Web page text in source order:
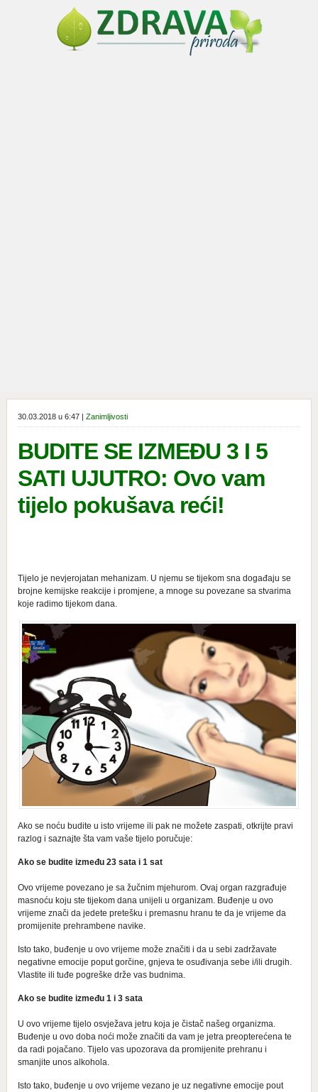
30.03.2018 u 6:47 | Zanimljivosti
BUDITE SE IZMEĐU 3 I 5
SATI UJUTRO: Ovo vam
tijelo pokušava reći!
Tijelo je nevjerojatan mehanizam. U njemu se tijekom sna događaju se
brojne kemijske reakcije i promjene, a mnoge su povezane sa stvarima
koje radimo tijekom dana.
Ako se noću budite u isto vrijeme ili pak ne možete zaspati, otkrijte pravi
razlog i saznajte šta vam vaše tijelo poručuje:
Ako se budite između 23 sata i 1 sat
Ovo vrijeme povezano je sa žučnim mjehurom. Ovaj organ razgrađuje
masnoću koju ste tijekom dana unijeli u organizam. Buđenje u ovo
vrijeme znači da jedete pretešku i premasnu hranu te da je vrijeme da
promijenite prehrambene navike.
Isto tako, buđenje u ovo vrijeme može značiti i da u sebi zadržavate
negativne emocije poput gorčine, gnjeva te osuđivanja sebe i/ili drugih.
Vlastite ili tuđe pogreške drže vas budnima.
Ako se budite između 1 i 3 sata
U ovo vrijeme tijelo osvježava jetru koja je čistač našeg organizma.
Buđenje u ovo doba noći može značiti da vam je jetra preopterećena te
da radi pojačano. Tijelo vas upozorava da promijenite prehranu i
smanjite unos alkohola.
Isto tako, buđenje u ovo vrijeme vezano je uz negativne emocije pout